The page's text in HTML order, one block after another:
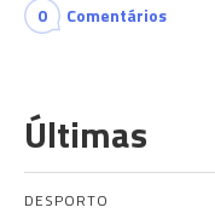
0 Comentários
Últimas
DESPORTO